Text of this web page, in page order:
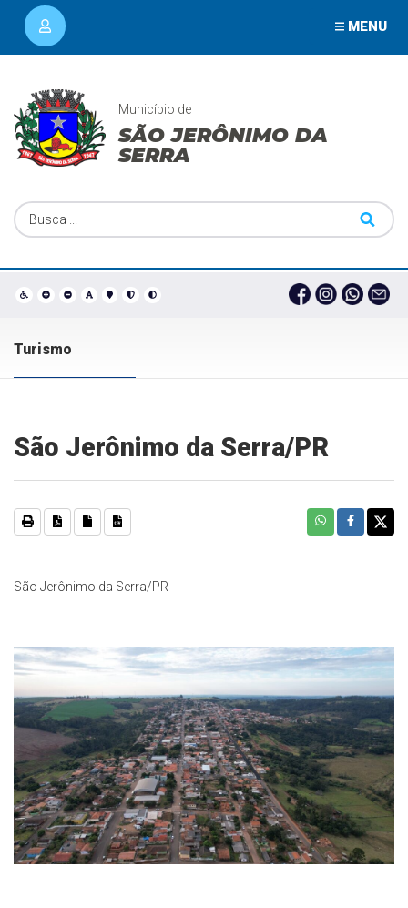
MENU
Município de
SÃO JERÔNIMO DA
SERRA
Turismo
São Jerônimo da Serra/PR
São Jerônimo da Serra/PR